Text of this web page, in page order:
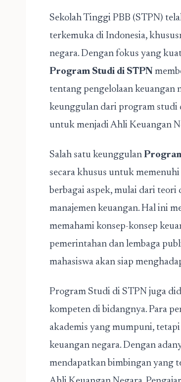
Sekolah Tinggi PBB (STPN)
terkemuka di Indonesia,
negara. Dengan fokus yang
Program Studi di STPN
tentang pengelolaan keuangan
keunggulan dari program studi
untuk menjadi Ahli Keuangan
Salah satu keunggulan
secara khusus untuk
berbagai aspek, mulai dari
manajemen keuangan. Hal ini
memahami konsep-konsep
pemerintahan dan lembaga
mahasiswa akan siap
Program Studi di STPN juga
kompeten di bidangnya. Para
akademis yang mumpuni,
keuangan negara. Dengan
mendapatkan bimbingan yang